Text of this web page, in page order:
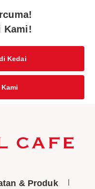
Kami!
Kedai
& Produk